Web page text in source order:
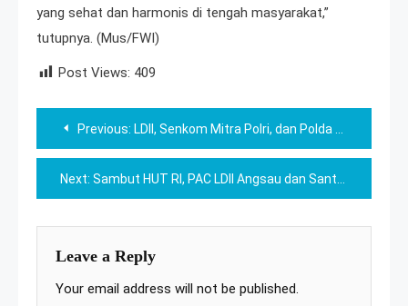
yang sehat dan harmonis di tengah masyarakat,”
tutupnya. (Mus/FWI)
Post Views: 409
Post
navigation
Previous: LDII, Senkom Mitra Polri, dan Polda Jateng Gelar Konsolidasi Jelang Pilkada
Next: Sambut HUT RI, PAC LDII Angsau dan Santri PPPM Al Manshurin Gelar Kerja Bakti
Leave a Reply
Your email address will not be published.